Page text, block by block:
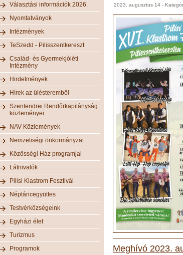
Választási információk 2026.
Nyomtatványok
Intézmények
TeSzedd - Pilisszentkereszt
Család- és Gyermekjóléti
Intézmény
Hirdetmények
Hírek az ülésteremből
Szentendrei Rendőrkapitányság
közleményei
NAV Közlemények
Nemzetiségi önkormányzat
Közösségi Ház programjai
Látnivalók
Pilisi Klastrom Fesztivál
Néptáncegyüttes
Testvérközségeink
Egyházi élet
Turizmus
Programok
2023. augusztus 14 -
Meghívó 2023.